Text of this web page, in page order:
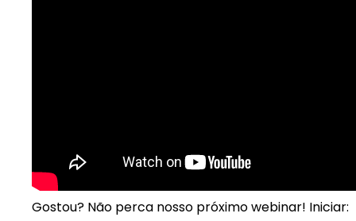
Gostou? Não perca nosso próximo webinar! Iniciar: